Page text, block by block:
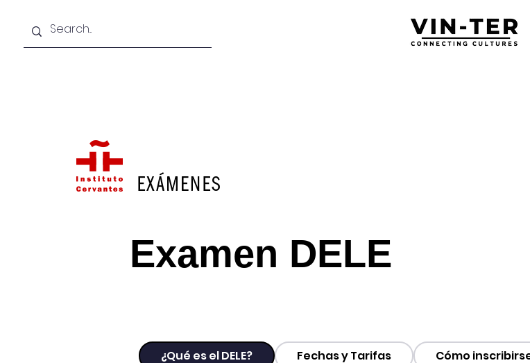
Examen DELE
¿Qué es el DELE? Fechas y Tarifas Cómo